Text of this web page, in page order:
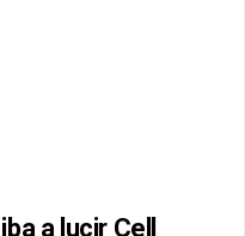
a lucir Cell